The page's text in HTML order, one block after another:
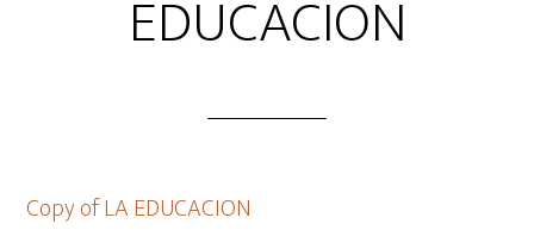
EDUCACION
Copy of LA EDUCACION